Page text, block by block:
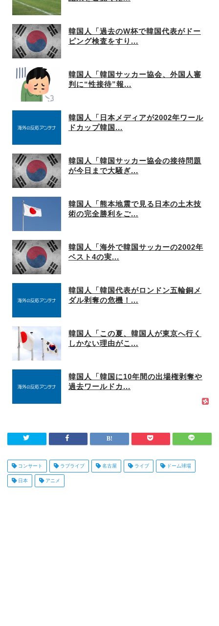
韓国人「過去のW杯で韓国代表がドー
ピング検査をすり...
韓国人「韓国サッカー協会、外国人審
判に“性接待”報...
韓国人「日本メディアが2002年ワール
ドカップ韓国...
韓国人「韓国サッカー協会の接待問題
が今日まで大騒ぎ...
韓国人「熊本地震で見る日本の土木技
術の完全勝利をご...
韓国人「海外で韓国サッカーの2002年
ベスト4の実...
韓国人「韓国代表がロンドン五輪銅メ
ダル剥奪の危機！...
韓国人「この夏、韓国人が東京へ行く
しかない理由がこ...
韓国人「韓国に10年間の出場権剥奪や
過去ワールドカ...
コンサート ラブライブ 名古屋 ライブ ドーム球場
日本 アニメ